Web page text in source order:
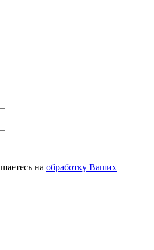
на обработку Ваших